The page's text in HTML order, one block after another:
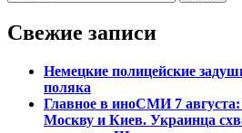
Свежие записи
Немецкие полицейские
поляка
Главное в иноСМИ 7
Москву и Киев. Украинца